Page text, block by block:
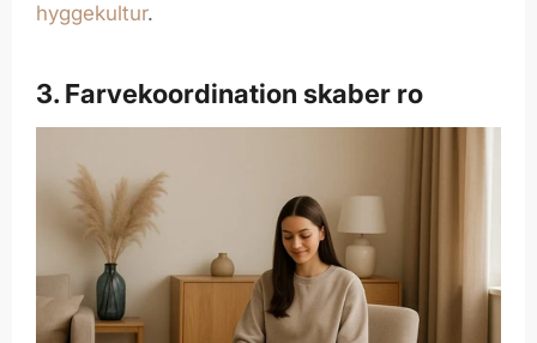
hyggekultur.
3. Farvekoordination skaber ro